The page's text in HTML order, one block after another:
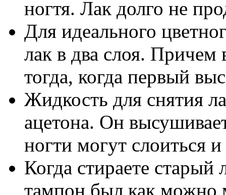
ногтя. Лак долго не
Для идеального
лак в два слоя. Причем
тогда, когда первый
Жидкость для снятия
ацетона. Он
ногти могут слоиться
Когда стираете старый
тампон был как можно